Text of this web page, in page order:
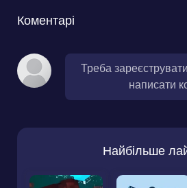
Коментарі
Треба
написати
Найбільше